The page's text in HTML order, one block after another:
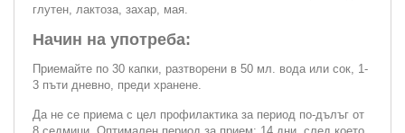
глутен, лактоза, захар, мая.
Начин на употреба:
Приемайте по 30 капки, разтворени в 50 мл. вода или сок, 1-
3 пъти дневно, преди хранене.
Да не се приема с цел профилактика за период по-дълъг от